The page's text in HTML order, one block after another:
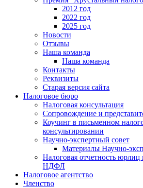
2012 год
2022 год
2025 год
Новости
Отзывы
Наша команда
Наша команда
Контакты
Реквизиты
Старая версия сайта
Налоговое бюро
Налоговая консультация
Cопровождение и
Коучинг в письменном
консультировании
Научно-экспертный совет
Материалы Научно-
Налоговая отчетность
НДФЛ
Налоговое агентство
Членство